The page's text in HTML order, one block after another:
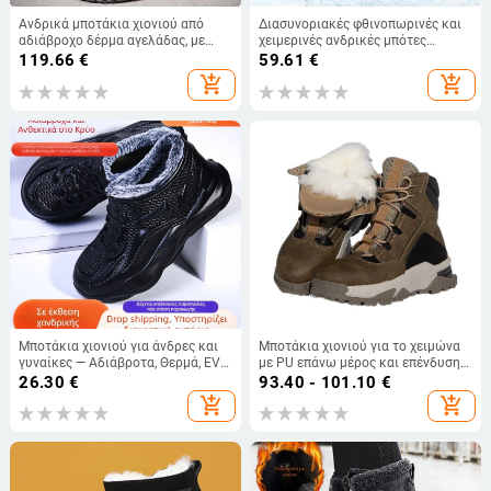
Ανδρικά μποτάκια χιονιού από
αδιάβροχο δέρμα αγελάδας, με
επένδυση από μαλλί και
119.66 €
add_shopping_cart
Διασυνοριακές φθινοπωρινές και
χειμερινές ανδρικές μπότες
χιονιού από βελούδο και βαμβάκι,
ζεστές, lazy slip-on, ψηλοτάκουνα,
δετά παπούτσια με βαμβακερή
59.61 €
add_shopping_cart
Μποτάκια χιονιού για άνδρες και
γυναίκες — Αδιάβροτα, Θερμά, EVA
επάνω μέρος, EVA σόλα,
εσωτερική επένδυση από τεχνητό
βελούδο
26.30 €
add_shopping_cart
Μποτάκια χιονιού για το χειμώνα
με PU επάνω μέρος και επένδυση
από μαλλί προβάτου, αδιάβροχα,
ελαφριά, αντιολισθητικές σόλες
93.40 - 101.10 €
add_shopping_cart